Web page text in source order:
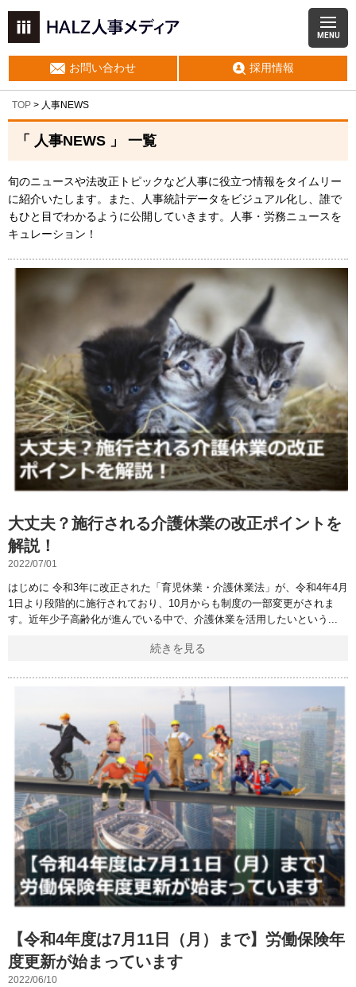
MENU
お問い合わせ 採用情報
TOP > 人事NEWS
「 人事NEWS 」 一覧
旬のニュースや法改正トピックなど人事に役立つ情報をタイムリー
に紹介いたします。また、人事統計データをビジュアル化し、誰で
もひと目でわかるように公開していきます。人事・労務ニュースを
キュレーション！
大丈夫？施行される介護休業の改正ポイントを
解説！
2022/07/01
はじめに 令和3年に改正された「育児休業・介護休業法」が、令和4年4月
1日より段階的に施行されており、10月からも制度の一部変更がされま
す。近年少子高齢化が進んでいる中で、介護休業を活用したいという
続きを見る
【令和4年度は7月11日（月）まで】労働保険年
度更新が始まっています
2022/06/10